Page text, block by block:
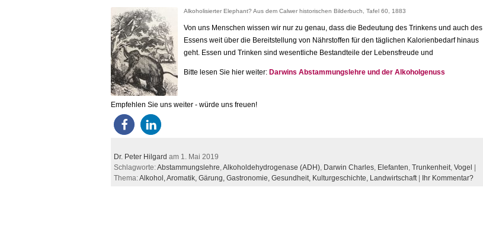
Alkoholisierter Elephant? Aus dem Calwer historischen Bilderbuch, Tafel 60, 1883
Von uns Menschen wissen wir nur zu genau, dass die Bedeutung des Trinkens und auch des
Essens weit über die Bereitstellung von Nährstoffen für den täglichen Kalorienbedarf hinaus
geht. Essen und Trinken sind wesentliche Bestandteile der Lebensfreude und
Bitte lesen Sie hier weiter: Darwins Abstammungslehre und der Alkoholgenuss
Empfehlen Sie uns weiter - würde uns freuen!
Dr. Peter Hilgard am 1. Mai 2019
Schlagworte:Abstammungslehre Alkoholdehydrogenase (ADH) Darwin Charles Elefanten Trunkenheit Vogel |
Thema:Alkohol, Aromatik, Gärung, Gastronomie, Gesundheit, Kulturgeschichte, Landwirtschaft | Ihr Kommentar?